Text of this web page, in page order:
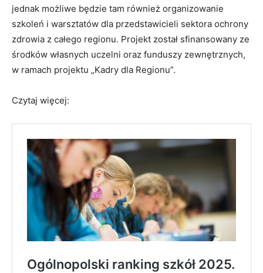
jednak możliwe będzie tam również organizowanie
szkoleń i warsztatów dla przedstawicieli sektora ochrony
zdrowia z całego regionu. Projekt został sfinansowany ze
środków własnych uczelni oraz funduszy zewnętrznych,
w ramach projektu „Kadry dla Regionu”.
Czytaj więcej: